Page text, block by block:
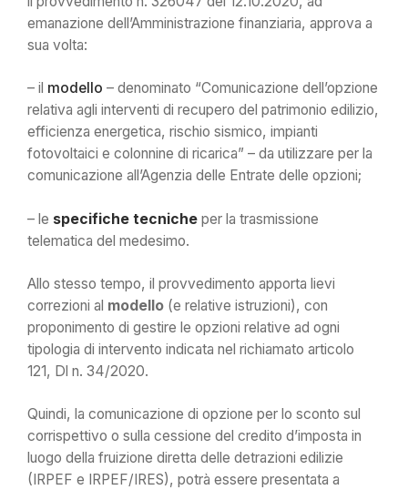
emanazione dell’Amministrazione finanziaria, approva a
sua volta:
– il modello – denominato “Comunicazione dell’opzione
relativa agli interventi di recupero del patrimonio edilizio,
efficienza energetica, rischio sismico, impianti
fotovoltaici e colonnine di ricarica” – da utilizzare per la
comunicazione all’Agenzia delle Entrate delle opzioni;
– le specifiche tecniche per la trasmissione
telematica del medesimo.
Allo stesso tempo, il provvedimento apporta lievi
correzioni al modello (e relative istruzioni), con
proponimento di gestire le opzioni relative ad ogni
tipologia di intervento indicata nel richiamato articolo
121, Dl n. 34/2020.
Quindi, la comunicazione di opzione per lo sconto sul
corrispettivo o sulla cessione del credito d’imposta in
luogo della fruizione diretta delle detrazioni edilizie
(IRPEF e IRPEF/IRES), potrà essere presentata a